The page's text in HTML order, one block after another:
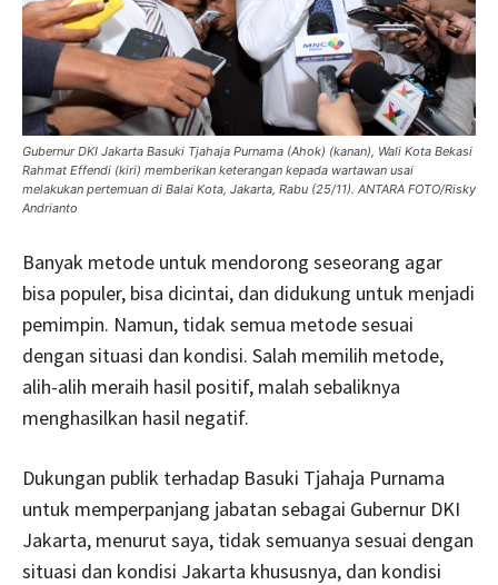
Gubernur DKI Jakarta Basuki Tjahaja Purnama (Ahok) (kanan), Wali Kota Bekasi
Rahmat Effendi (kiri) memberikan keterangan kepada wartawan usai
melakukan pertemuan di Balai Kota, Jakarta, Rabu (25/11). ANTARA FOTO/Risky
Andrianto
Banyak metode untuk mendorong seseorang agar
bisa populer, bisa dicintai, dan didukung untuk menjadi
pemimpin. Namun, tidak semua metode sesuai
dengan situasi dan kondisi. Salah memilih metode,
alih-alih meraih hasil positif, malah sebaliknya
menghasilkan hasil negatif.
Dukungan publik terhadap Basuki Tjahaja Purnama
untuk memperpanjang jabatan sebagai Gubernur DKI
Jakarta, menurut saya, tidak semuanya sesuai dengan
situasi dan kondisi Jakarta khususnya, dan kondisi